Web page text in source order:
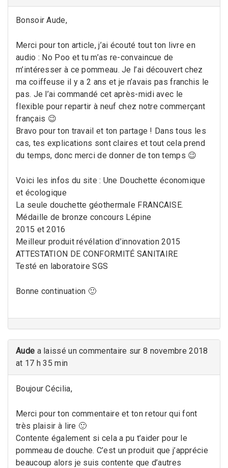
Bonsoir Aude,
Merci pour ton article, j’ai écouté tout ton livre en
audio : No Poo et tu m’as re-convaincue de
m’intéresser à ce pommeau. Je l’ai découvert chez
ma coiffeuse il y a 2 ans et je n’avais pas franchis le
pas. Je l’ai commandé cet après-midi avec le
flexible pour repartir à neuf chez notre commerçant
français 😉
Bravo pour ton travail et ton partage ! Dans tous les
cas, tes explications sont claires et tout cela prend
du temps, donc merci de donner de ton temps 😉
Voici les infos du site : Une Douchette économique
et écologique
La seule douchette géothermale FRANCAISE.
Médaille de bronze concours Lépine
2015 et 2016
Meilleur produit révélation d’innovation 2015
ATTESTATION DE CONFORMITÉ SANITAIRE
Testé en laboratoire SGS
Bonne continuation 🙂
Aude a laissé un commentaire sur 8 novembre 2018
at 17 h 35 min
Boujour Cécilia,
Merci pour ton commentaire et ton retour qui font
très plaisir à lire 🙂
Contente également si cela a pu t’aider pour le
pommeau de douche. C’est un produit que j’apprécie
beaucoup alors je suis contente que d’autres